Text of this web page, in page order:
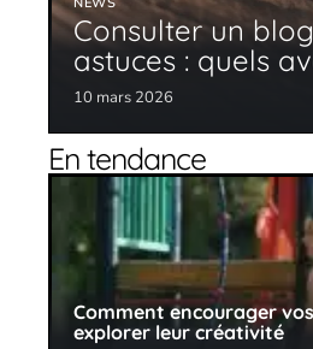
Consulter un
astuces : quels
10 mars 2026
En tendance
Comment encourager
explorer leur créativité